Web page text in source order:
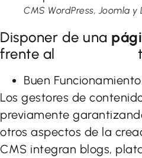
CMS WordPress, Joomla y
Disponer de una
frente al
Buen
Los gestores de
previamente
otros aspectos de la
CMS integran blogs,